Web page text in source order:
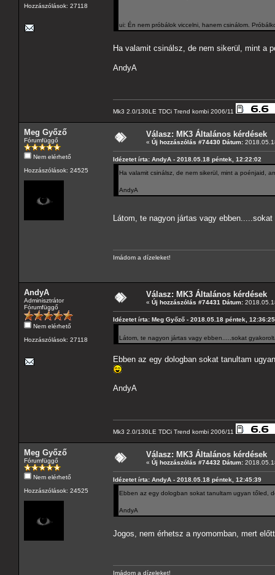
Hozzászólások: 27118
ui: Én nem próbálok viccelni, hanem csinálom.
Ha valamit csinálsz, de nem sikerül, mint a
AndyA
Mk3 2.0/130LE TDCi Trend kombi 2006/11
Meg Győző
Fórumfüggő
Nem elérhető
Hozzászólások: 24525
Válasz: MK3 Általános kérdések
« Új hozzászólás #74430 Dátum:
Idézetet írta: AndyA - 2018.05.18 péntek, 12:22:02
Ha valamit csinálsz, de nem sikerül, mint a poénjaid,
AndyA
Látom, te nagyon jártas vagy
Imádom a dízeleket!
AndyA
Adminisztrátor
Fórumfüggő
Nem elérhető
Hozzászólások: 27118
Válasz: MK3 Általános kérdések
« Új hozzászólás #74431 Dátum:
Idézetet írta: Meg Győző - 2018.05.18 péntek, 12:36:25
Látom, te nagyon jártas vagy ebben.....sokat
Ebben az egy dologban sokat tanultam
AndyA
Mk3 2.0/130LE TDCi Trend kombi 2006/11
Meg Győző
Fórumfüggő
Nem elérhető
Hozzászólások: 24525
Válasz: MK3 Általános kérdések
« Új hozzászólás #74432 Dátum:
Idézetet írta: AndyA - 2018.05.18 péntek, 12:45:39
Ebben az egy dologban sokat tanultam ugyan tőled,
AndyA
Jogos, nem érhetsz a nyomomban, mert
Imádom a dízeleket!